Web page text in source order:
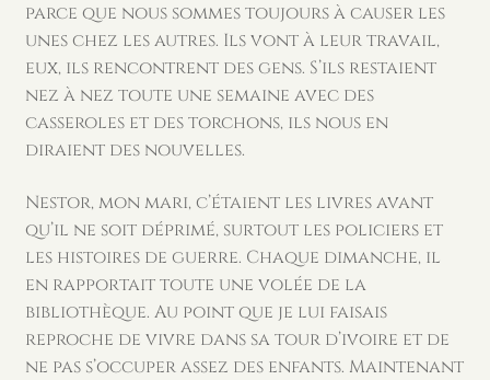
parce que nous sommes toujours à causer les
unes chez les autres. Ils vont à leur travail,
eux, ils rencontrent des gens. S’ils restaient
nez à nez toute une semaine avec des
casseroles et des torchons, ils nous en
diraient des nouvelles.
Nestor, mon mari, c’étaient les livres avant
qu’il ne soit déprimé, surtout les policiers et
les histoires de guerre. Chaque dimanche, il
en rapportait toute une volée de la
bibliothèque. Au point que je lui faisais
reproche de vivre dans sa tour d’ivoire et de
ne pas s’occuper assez des enfants. Maintenant